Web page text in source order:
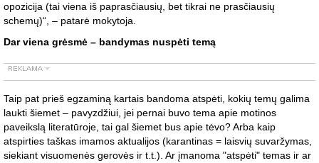
opozicija (tai viena iš paprasčiausių, bet tikrai ne prasčiausių
schemų)“, – patarė mokytoja.
Dar viena grėsmė – bandymas nuspėti temą
Taip pat prieš egzaminą kartais bandoma atspėti, kokių temų galima
laukti šiemet – pavyzdžiui, jei pernai buvo tema apie motinos
paveikslą literatūroje, tai gal šiemet bus apie tėvo? Arba kaip
atspirties taškas imamos aktualijos (karantinas = laisvių suvaržymas,
siekiant visuomenės gerovės ir t.t.). Ar įmanoma "atspėti" temas ir ar